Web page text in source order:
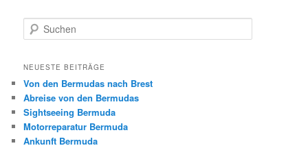
u
h
n
NEUESTE BEITRÄGE
Von den Bermudas nach Brest
Abreise von den Bermudas
Sightseeing Bermuda
Motorreparatur Bermuda
Ankunft Bermuda